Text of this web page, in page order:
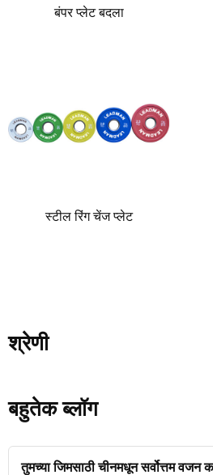
बंपर प्लेट बदला
स्टील रिंग चेंज प्लेट
श्रेणी
बहुतेक ब्लॉग
तुमच्या जिमसाठी चीनमधून सर्वोत्तम वजन